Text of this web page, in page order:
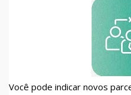
Você pode indicar novos